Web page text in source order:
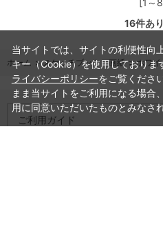
16件あ
ホーム >スケッチブック・画紙 >ホワイ
ご利用ガイド
当サイトでは、サイトの利便性向
キー（Cookie）を使用しておりま
ライバシーポリシーをご覧くださ
まま当サイトをご利用になる場合
用に同意いただいたものとみなさ